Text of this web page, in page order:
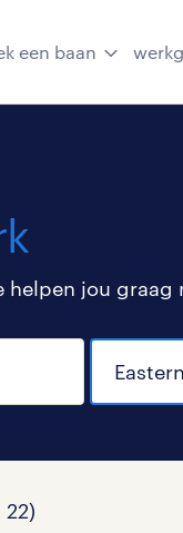
een baan
helpen jou
22)